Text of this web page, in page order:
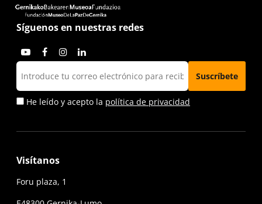
Síguenos en nuestras redes
He leído y acepto la política de privacidad
Visítanos
Foru plaza, 1